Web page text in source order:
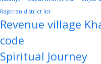
Rajsthan district list
Revenue village
code
Spiritual Journey